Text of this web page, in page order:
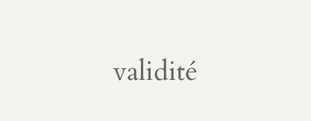
À propos
validité